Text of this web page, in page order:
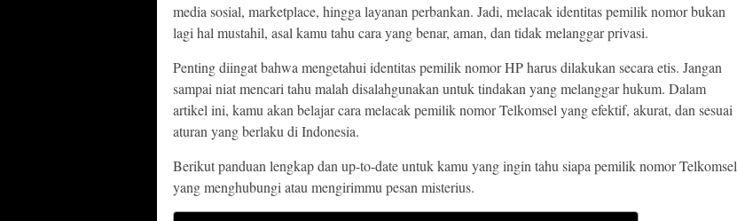
media sosial, marketplace, hingga layanan perbankan. Jadi, melacak identitas pemilik nomor bukan
lagi hal mustahil, asal kamu tahu cara yang benar, aman, dan tidak melanggar privasi.
Penting diingat bahwa mengetahui identitas pemilik nomor HP harus dilakukan secara etis. Jangan
sampai niat mencari tahu malah disalahgunakan untuk tindakan yang melanggar hukum. Dalam
artikel ini, kamu akan belajar cara melacak pemilik nomor Telkomsel yang efektif, akurat, dan sesuai
aturan yang berlaku di Indonesia.
Berikut panduan lengkap dan up-to-date untuk kamu yang ingin tahu siapa pemilik nomor Telkomsel
yang menghubungi atau mengirimmu pesan misterius.